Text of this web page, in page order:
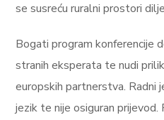
se susreću ruralni prostori
Bogati program konferencije
stranih eksperata te nudi
europskih partnerstva. Radni
jezik te nije osiguran prijevod.